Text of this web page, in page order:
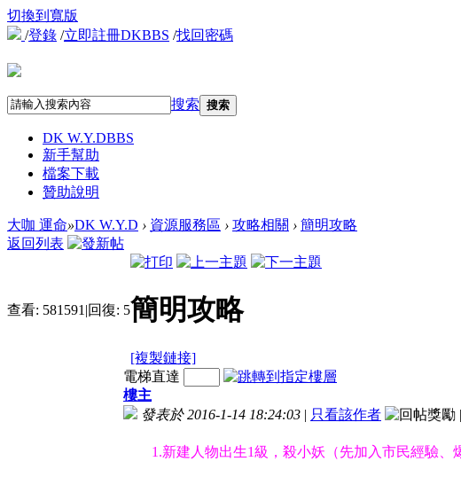
切換到寬版
/登錄 /立即註冊DKBBS /找回密碼
搜索 搜索
DK W.Y.DBBS
新手幫助
檔案下載
贊助說明
大咖 運命»DK W.Y.D › 資源服務區 › 攻略相關 › 簡明攻略
返回列表
查看: 581591 |回復: 5簡明攻略
[複製鏈接]
電梯直達
樓主
發表於 2016-1-14 18:24:03 | 只看該作者 |
1.新建人物出生1級，殺小妖（先加入市民經驗